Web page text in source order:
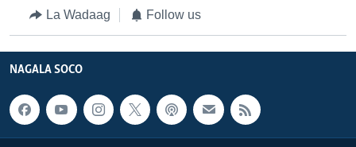
La Wadaag Follow us
NAGALA SOCO